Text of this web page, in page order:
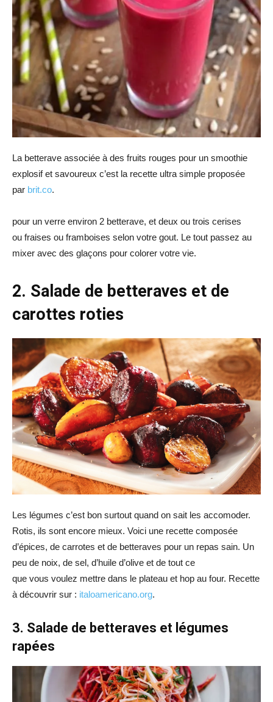
La betterave associée à des fruits rouges pour un smoothie
explosif et savoureux c’est la recette ultra simple proposée
par brit.co.
pour un verre environ 2 betterave, et deux ou trois cerises
ou fraises ou framboises selon votre gout. Le tout passez au
mixer avec des glaçons pour colorer votre vie.
2. Salade de betteraves et de
carottes roties
Les légumes c’est bon surtout quand on sait les accomoder.
Rotis, ils sont encore mieux. Voici une recette composée
d’épices, de carrotes et de betteraves pour un repas sain. Un
peu de noix, de sel, d’huile d’olive et de tout ce
que vous voulez mettre dans le plateau et hop au four. Recette
à découvrir sur : italoamericano.org.
3. Salade de betteraves et légumes
rapées